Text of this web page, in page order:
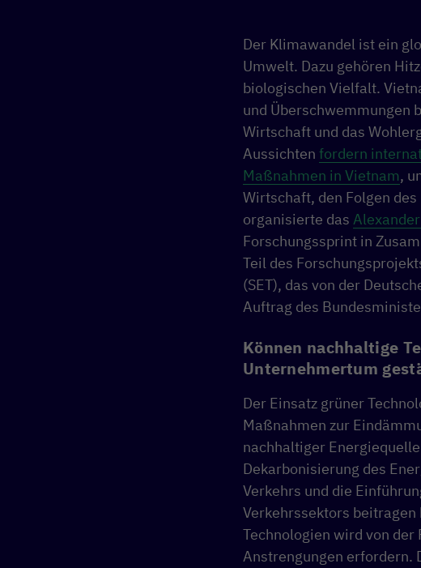
Der Klimawandel ist ein
Umwelt. Dazu gehören
biologischen Vielfalt.
und Überschwemmungen
Wirtschaft und das
Aussichten fordern
Maßnahmen in Vietnam,
Wirtschaft, den Folgen
organisierte das
Forschungssprint in
Teil des
(SET), das von der
Auftrag des
Können nachhaltige
Unternehmertum
Der Einsatz grüner
Maßnahmen zur
nachhaltiger
Dekarbonisierung des
Verkehrs und die
Verkehrssektors
Technologien wird von
Anstrengungen erfordern.